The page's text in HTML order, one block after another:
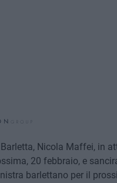
Nicola Maffei, in
20 febbraio, e
barlettano per il